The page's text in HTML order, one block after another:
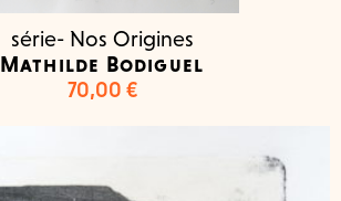
série- Nos Origines
Mathilde Bodiguel
70,00 €